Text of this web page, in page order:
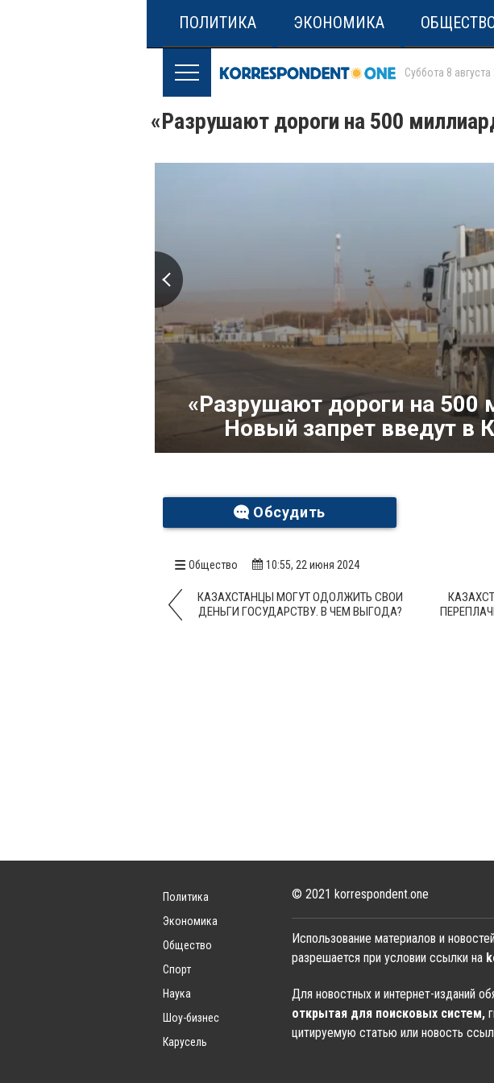
ПОЛИТИКА ЭКОНОМИКА
Суббота 8 августа
«Разрушают дороги на 500
«Разрушают дороги на 500
Новый запрет введут в
Обсудить
Общество 10:55, 22 июня 2024
КАЗАХСТАНЦЫ МОГУТ ОДОЛЖИТЬ СВОИ
ДЕНЬГИ ГОСУДАРСТВУ. В ЧЕМ ВЫГОДА?
Политика
Экономика
Общество
Спорт
Наука
Шоу-бизнес
Карусель
© 2021 korrespondent.one
Использование материалов и новостей
разрешается при условии ссылки на
Для новостных и интернет-изданий
открытая для поисковых систем,
цитируемую статью или новость